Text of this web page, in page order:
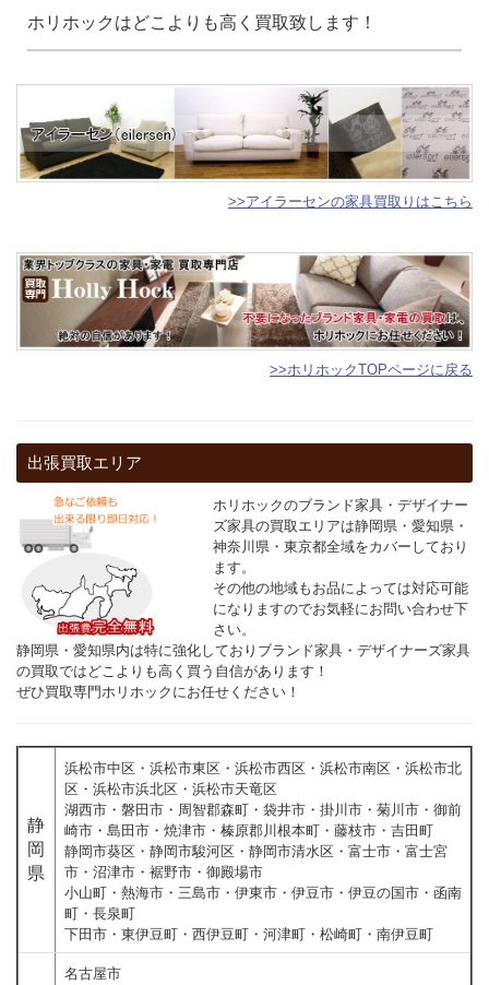
ホリホックはどこよりも高く買取致します！
>>アイラーセンの家具買取りはこちら
>>ホリホックTOPページに戻る
出張買取エリア
ホリホックのブランド家具・デザイナー
ズ家具の買取エリアは静岡県・愛知県・
神奈川県・東京都全域をカバーしており
ます。
その他の地域もお品によっては対応可能
になりますのでお気軽にお問い合わせ下
さい。
静岡県・愛知県内は特に強化しておりブランド家具・デザイナーズ家具
の買取ではどこよりも高く買う自信があります！
ぜひ買取専門ホリホックにお任せください！
静
岡
県
浜松市中区・浜松市東区・浜松市西区・浜松市南区・浜松市北
区・浜松市浜北区・浜松市天竜区
湖西市・磐田市・周智郡森町・袋井市・掛川市・菊川市・御前
崎市・島田市・焼津市・榛原郡川根本町・藤枝市・吉田町
静岡市葵区・静岡市駿河区・静岡市清水区・富士市・富士宮
市・沼津市・裾野市・御殿場市
小山町・熱海市・三島市・伊東市・伊豆市・伊豆の国市・函南
町・長泉町
下田市・東伊豆町・西伊豆町・河津町・松崎町・南伊豆町
名古屋市